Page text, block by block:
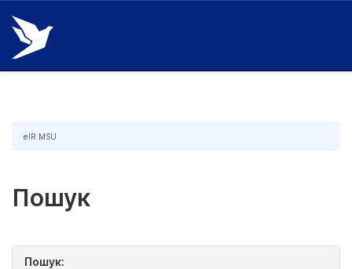
Skip
navigation
eIR MSU
Пошук
Пошук: